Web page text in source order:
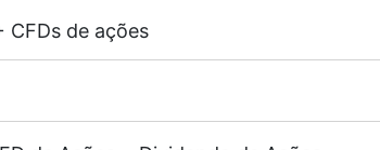
(margem de 5%)
alavancagem para CFDs sobre ações igual
CFDs de ações
nas seguintes bolsas de valores -
(Hong Kong),TSE(Japão).